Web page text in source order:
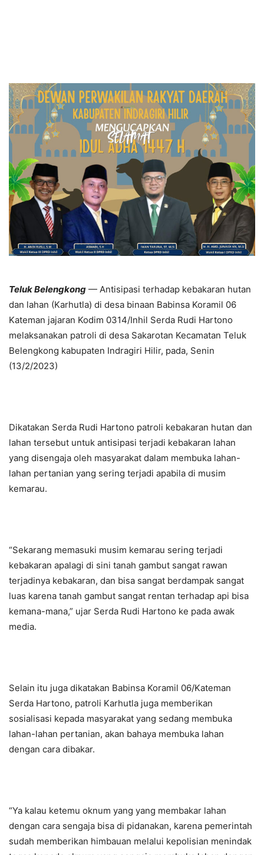
Teluk Belengkong — Antisipasi terhadap kebakaran hutan
dan lahan (Karhutla) di desa binaan Babinsa Koramil 06
Kateman jajaran Kodim 0314/Inhil Serda Rudi Hartono
melaksanakan patroli di desa Sakarotan Kecamatan Teluk
Belengkong kabupaten Indragiri Hilir, pada, Senin
(13/2/2023)
Dikatakan Serda Rudi Hartono patroli kebakaran hutan dan
lahan tersebut untuk antisipasi terjadi kebakaran lahan
yang disengaja oleh masyarakat dalam membuka lahan-
lahan pertanian yang sering terjadi apabila di musim
kemarau.
“Sekarang memasuki musim kemarau sering terjadi
kebakaran apalagi di sini tanah gambut sangat rawan
terjadinya kebakaran, dan bisa sangat berdampak sangat
luas karena tanah gambut sangat rentan terhadap api bisa
kemana-mana,” ujar Serda Rudi Hartono ke pada awak
media.
Selain itu juga dikatakan Babinsa Koramil 06/Kateman
Serda Hartono, patroli Karhutla juga memberikan
sosialisasi kepada masyarakat yang sedang membuka
lahan-lahan pertanian, akan bahaya membuka lahan
dengan cara dibakar.
“Ya kalau ketemu oknum yang yang membakar lahan
dengan cara sengaja bisa di pidanakan, karena pemerintah
sudah memberikan himbauan melalui kepolisian menindak